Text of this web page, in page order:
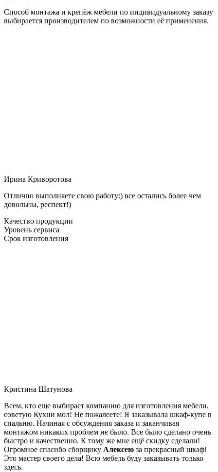
Способ монтажа и крепёж мебели по индивидуальному заказу
выбирается производителем по возможности её применения.
Ирина Криворотова
Отлично выполняете свою работу:) все остались более чем
довольны, респект!)
Качество продукции
Уровень сервиса
Срок изготовления
Кристина Шатунова
Всем, кто еще выбирает компанию для изготовления мебели,
советую Кухни мол! Не пожалеете! Я заказывала шкаф-купе в
спальню. Начиная с обсуждения заказа и заканчивая
монтажом никаких проблем не было. Все было сделано очень
быстро и качественно. К тому же мне ещё скидку сделали!
Огромное спасибо сборщику Алексею за прекрасный шкаф!
Это мастер своего дела! Всю мебель буду заказывать только
здесь.